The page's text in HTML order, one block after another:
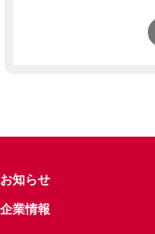
お知らせ
企業情報